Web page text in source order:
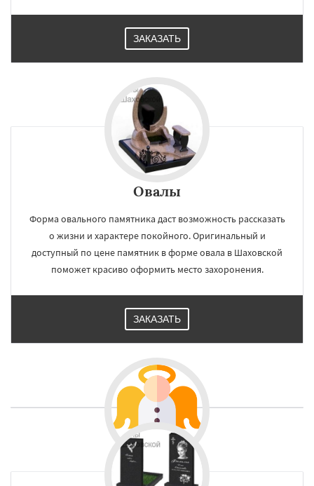
ЗАКАЗАТЬ
Овалы
Форма овального памятника даст возможность рассказать
о жизни и характере покойного. Оригинальный и
доступный по цене памятник в форме овала в Шаховской
поможет красиво оформить место захоронения.
ЗАКАЗАТЬ